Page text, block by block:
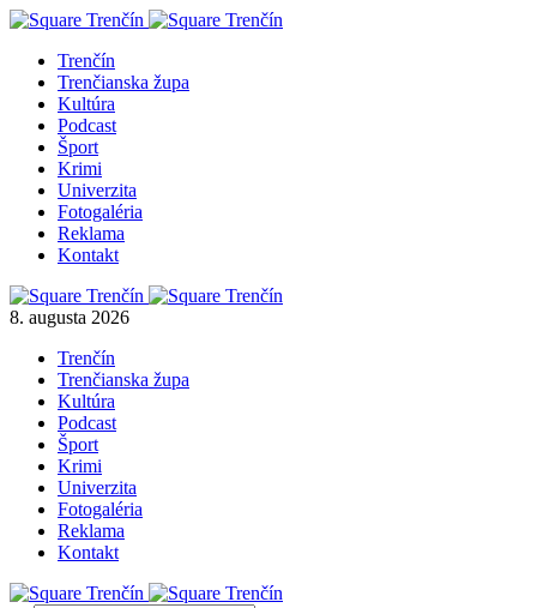
Trenčín
Trenčianska župa
Kultúra
Podcast
Šport
Krimi
Univerzita
Fotogaléria
Reklama
Kontakt
8. augusta 2026
Trenčín
Trenčianska župa
Kultúra
Podcast
Šport
Krimi
Univerzita
Fotogaléria
Reklama
Kontakt